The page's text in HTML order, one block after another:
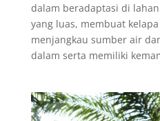
dalam beradaptasi di
yang luas, membuat
menjangkau sumber air
dalam serta memiliki